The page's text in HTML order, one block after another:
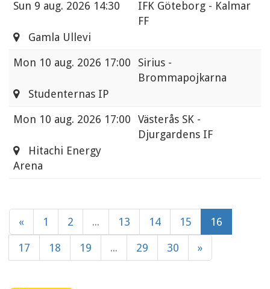
Sun 9 aug. 2026 14:30
IFK Göteborg - Kalmar
FF
Gamla Ullevi
Mon 10 aug. 2026 17:00
Sirius -
Brommapojkarna
Studenternas IP
Mon 10 aug. 2026 17:00
Västerås SK -
Djurgardens IF
Hitachi Energy
Arena
« 1 2 ... 13 14 15 16
17 18 19 ... 29 30 »